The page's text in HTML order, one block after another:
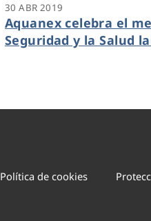
30 ABR 2019
Aquanex celebra el
Seguridad y la Salud
Política de cookies